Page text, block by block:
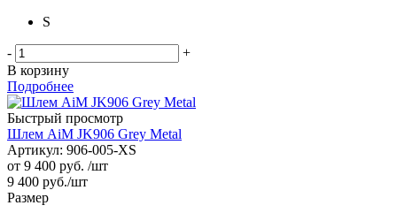
S
-
+
В корзину
Подробнее
Быстрый просмотр
Шлем AiM JK906 Grey Metal
Артикул: 906-005-XS
от 9 400 руб. /шт
9 400 руб./шт
Размер